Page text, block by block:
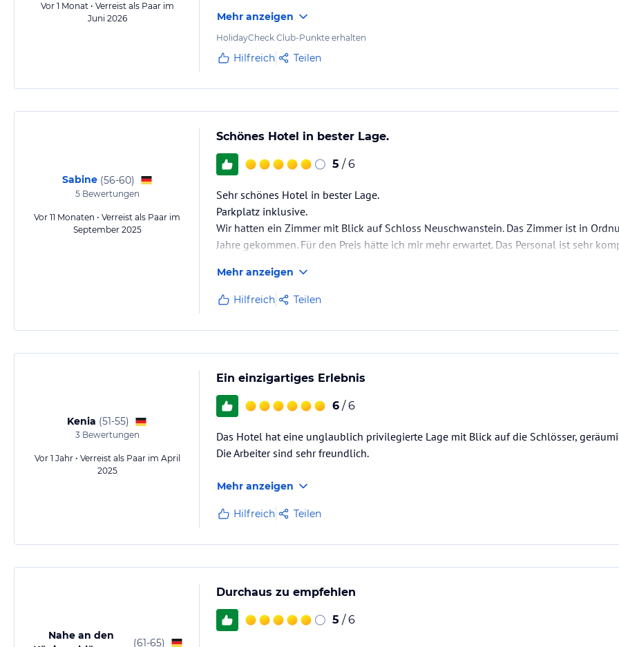
Vor 1 Monat • Verreist als Paar im
Juni 2026
Mehr anzeigen
HolidayCheck Club-Punkte erhalten
Hilfreich Teilen
Sabine (56-60)
5Bewertungen
Vor 11 Monaten • Verreist als Paar im
September 2025
Schönes Hotel in bester Lage.
5 / 6
Sehr schönes Hotel in bester Lage.
Parkplatz inklusive.
Wir hatten ein Zimmer mit Blick auf Schloss Neuschwanstein. Das Zimmer ist in
Jahre gekommen. Für den Preis hätte ich mir mehr erwartet. Das Personal ist sehr
hat uns das Hotel die Eintrittskarten für unsere Schlossbesichtigungen bestellt,
ohne Stress los…
Mehr anzeigen
Hilfreich Teilen
Kenia (51-55)
3Bewertungen
Vor 1 Jahr • Verreist als Paar im April
2025
Ein einzigartiges Erlebnis
6 / 6
Das Hotel hat eine unglaublich privilegierte Lage mit Blick auf die Schlösser,
Die Arbeiter sind sehr freundlich.
Mehr anzeigen
Hilfreich Teilen
Nahe an den
(61-65)
Durchaus zu empfehlen
5 / 6